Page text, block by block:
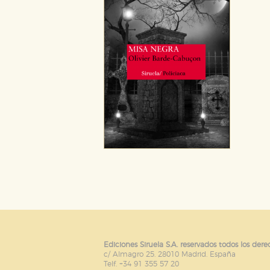
Ediciones Siruela S.A. reservados todos los
c/ Almagro 25. 28010 Madrid. España
Telf. +34 91 355 57 20